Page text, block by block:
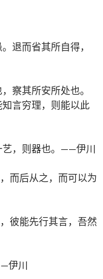
退而省其所自得，
察其所安所处也。
言穷理，则能以此
艺，则器也。——伊川
而后从之，而可以为
彼能先行其言，吾然
伊川